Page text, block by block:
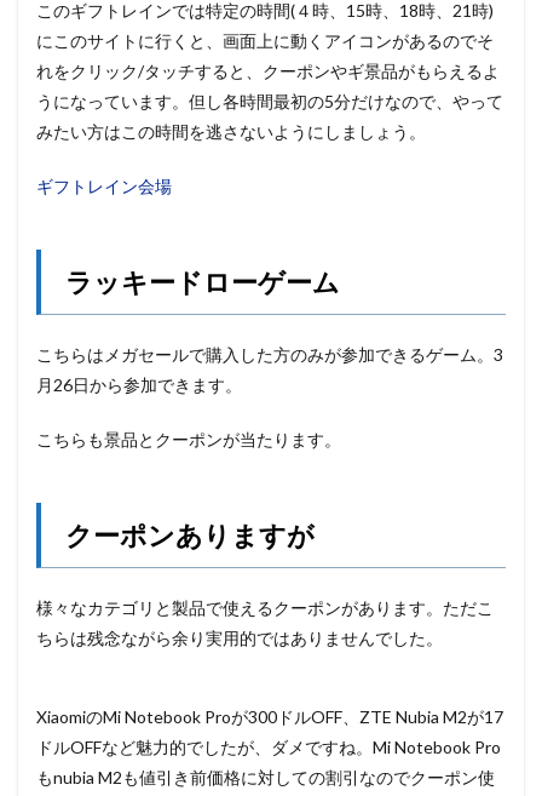
このギフトレインでは特定の時間(４時、15時、18時、 21時)
にこのサイトに行くと、画面上に動くアイコンがあるのでそ
れをクリック/タッチすると、クーポンやギ景品がもらえるよ
うになっています。但し各時間最初の5分だけなので、やって
みたい方はこの時間を逃さないようにしましょう。
ギフトレイン会場
ラッキードローゲーム
こちらはメガセールで購入した方のみが参加できるゲーム。3
月26日から参加できます。
こちらも景品とクーポンが当たります。
クーポンありますが
様々なカテゴリと製品で使えるクーポンがあります。ただこ
ちらは残念ながら余り実用的ではありませんでした。
XiaomiのMi Notebook Proが300ドルOFF、ZTE Nubia M2が17
ドルOFFなど魅力的でしたが、ダメですね。Mi Notebook Pro
もnubia M2も値引き前価格に対しての割引なのでクーポン使